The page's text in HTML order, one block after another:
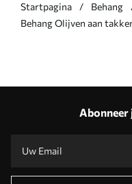
Startpagina Behang
Behang Olijven aan
Abonneer